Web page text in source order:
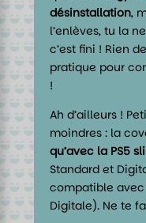
désinstallation,
l’enlèves, tu la
c’est fini ! Rien
pratique pour
!
Ah d’ailleurs !
moindres : la
qu’avec la PS5
Standard et
compatible avec
Digitale). Ne te